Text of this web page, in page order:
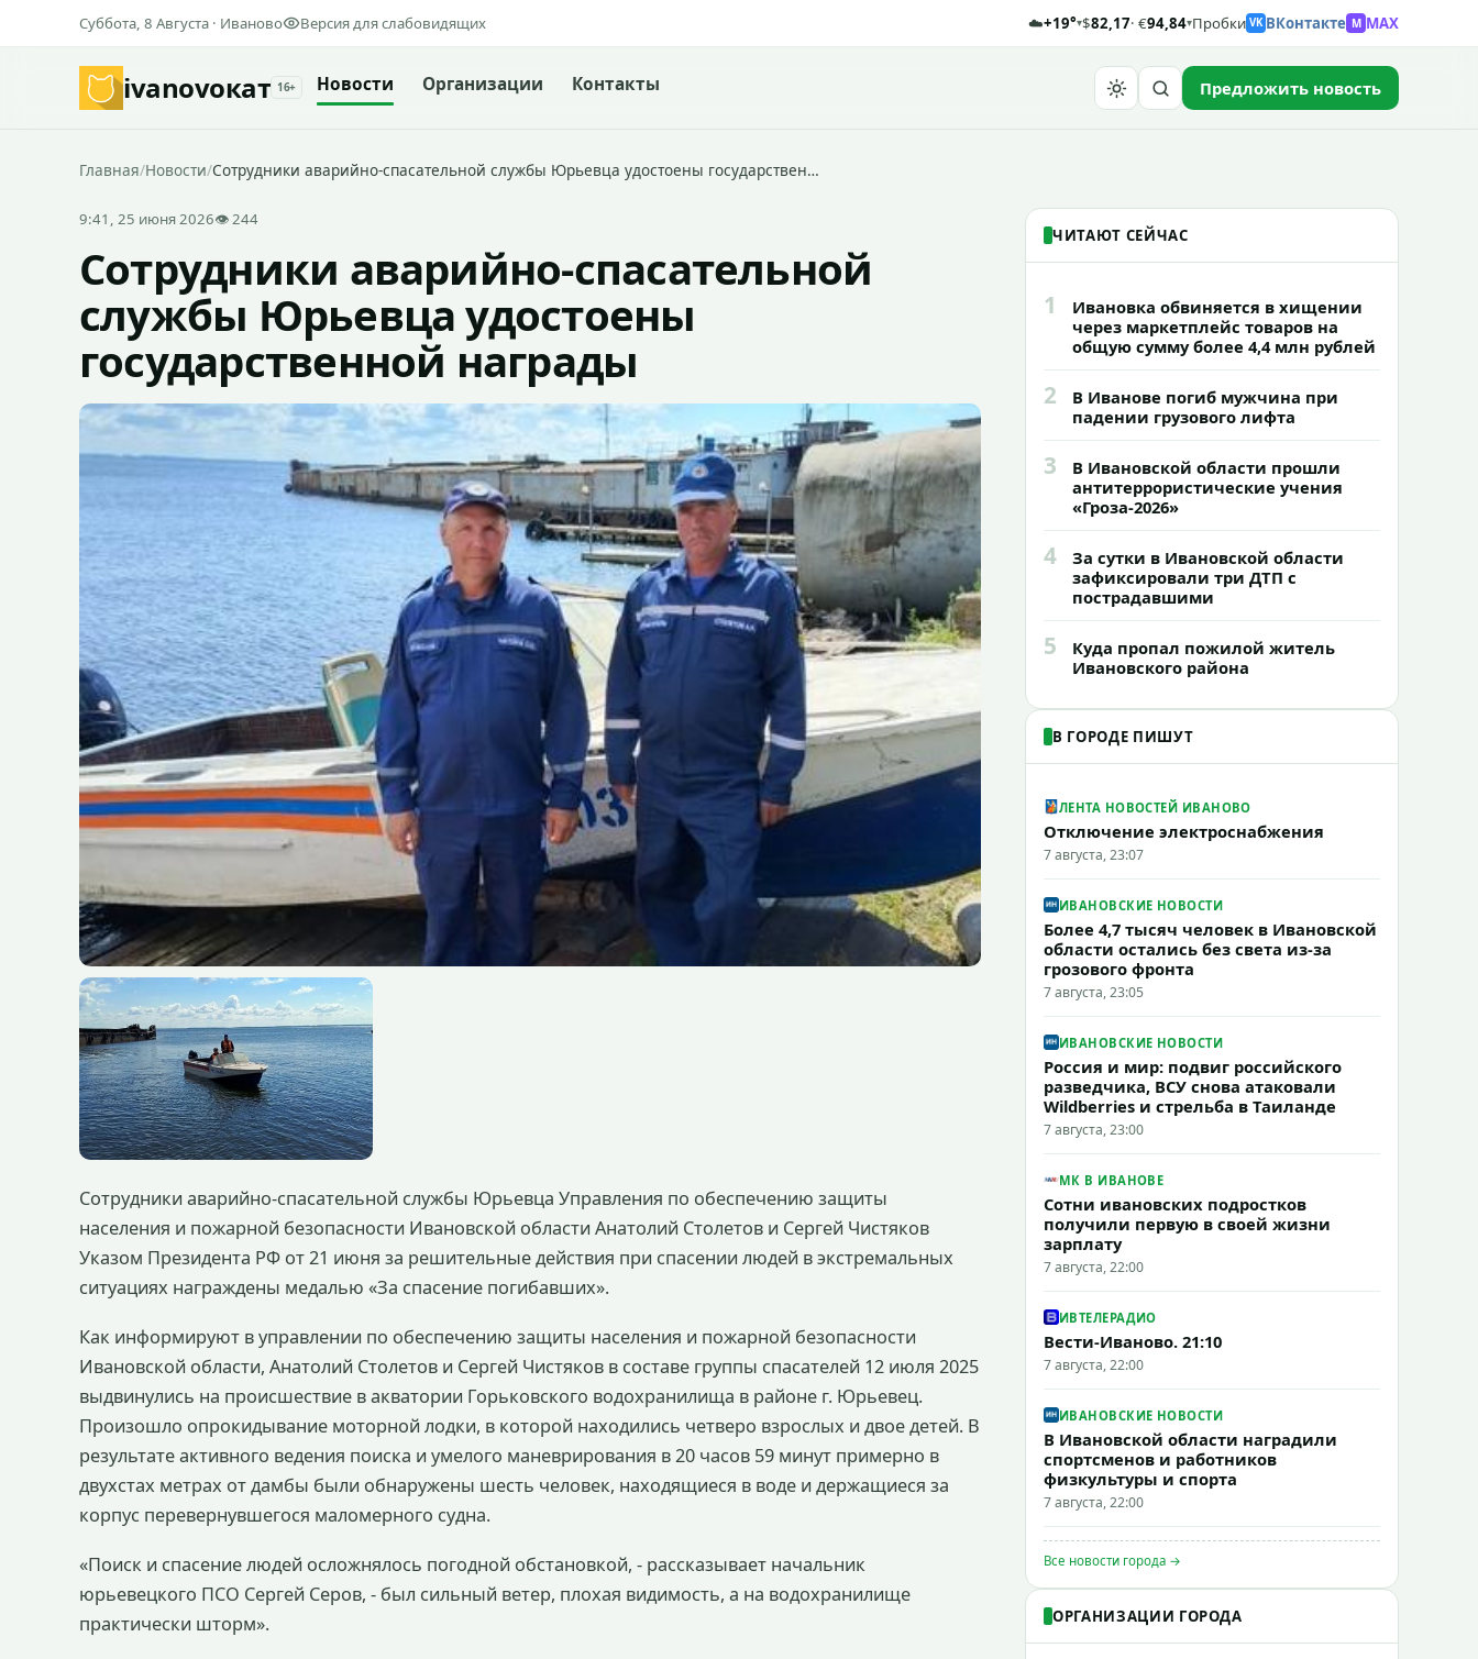
Суббота, 8 Августа · Иваново Версия для слабовидящих ☁️+19°▾$82,17· €94,84▾Пробки VK ВКонтакте M MAX
ivanovoкат 16+ Новости Организации Контакты Предложить новость
Главная/Новости/Сотрудники аварийно-спасательной службы Юрьевца удостоены государствен…
9:41, 25 июня 2026👁 244
Сотрудники аварийно-спасательной
службы Юрьевца удостоены
государственной награды
Сотрудники аварийно-спасательной службы Юрьевца Управления по обеспечению защиты
населения и пожарной безопасности Ивановской области Анатолий Столетов и Сергей Чистяков
Указом Президента РФ от 21 июня за решительные действия при спасении людей в экстремальных
ситуациях награждены медалью «За спасение погибавших».
Как информируют в управлении по обеспечению защиты населения и пожарной безопасности
Ивановской области, Анатолий Столетов и Сергей Чистяков в составе группы спасателей 12 июля 2025
выдвинулись на происшествие в акватории Горьковского водохранилища в районе г. Юрьевец.
Произошло опрокидывание моторной лодки, в которой находились четверо взрослых и двое детей. В
результате активного ведения поиска и умелого маневрирования в 20 часов 59 минут примерно в
двухстах метрах от дамбы были обнаружены шесть человек, находящиеся в воде и держащиеся за
корпус перевернувшегося маломерного судна.
«Поиск и спасение людей осложнялось погодной обстановкой, - рассказывает начальник
юрьевецкого ПСО Сергей Серов, - был сильный ветер, плохая видимость, а на водохранилище
практически шторм».
ЧИТАЮТ СЕЙЧАС
1
Ивановка обвиняется в хищении
через маркетплейс товаров на
общую сумму более 4,4 млн рублей
2
В Иванове погиб мужчина при
падении грузового лифта
3
В Ивановской области прошли
антитеррористические учения
«Гроза-2026»
4
За сутки в Ивановской области
зафиксировали три ДТП с
пострадавшими
5
Куда пропал пожилой житель
Ивановского района
В ГОРОДЕ ПИШУТ
ЛЕНТА НОВОСТЕЙ ИВАНОВО
Отключение электроснабжения
7 августа, 23:07
ИВАНОВСКИЕ НОВОСТИ
Более 4,7 тысяч человек в Ивановской
области остались без света из-за
грозового фронта
7 августа, 23:05
ИВАНОВСКИЕ НОВОСТИ
Россия и мир: подвиг российского
разведчика, ВСУ снова атаковали
Wildberries и стрельба в Таиланде
7 августа, 23:00
МК В ИВАНОВЕ
Сотни ивановских подростков
получили первую в своей жизни
зарплату
7 августа, 22:00
ИВТЕЛЕРАДИО
Вести-Иваново. 21:10
7 августа, 22:00
ИВАНОВСКИЕ НОВОСТИ
В Ивановской области наградили
спортсменов и работников
физкультуры и спорта
7 августа, 22:00
Все новости города →
ОРГАНИЗАЦИИ ГОРОДА